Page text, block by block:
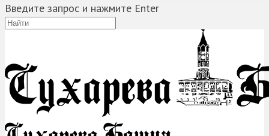
Введите запрос и нажмите Enter